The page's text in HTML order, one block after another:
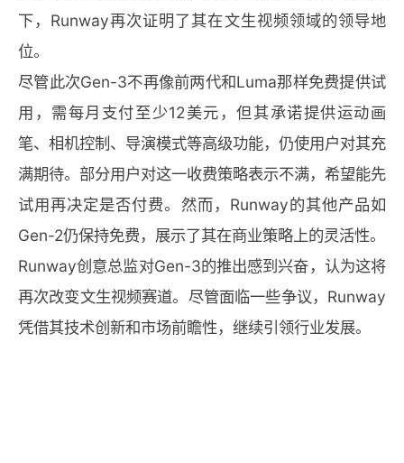
下，Runway再次证明了其在文生视频领域的领导地
位。
尽管此次Gen-3不再像前两代和Luma那样免费提供试
用，需每月支付至少12美元，但其承诺提供运动画
笔、相机控制、导演模式等高级功能，仍使用户对其充
满期待。部分用户对这一收费策略表示不满，希望能先
试用再决定是否付费。然而，Runway的其他产品如
Gen-2仍保持免费，展示了其在商业策略上的灵活性。
Runway创意总监对Gen-3的推出感到兴奋，认为这将
再次改变文生视频赛道。尽管面临一些争议，Runway
凭借其技术创新和市场前瞻性，继续引领行业发展。